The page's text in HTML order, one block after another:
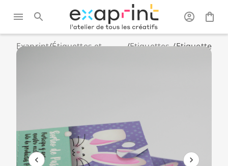
Exaprint/Étiquettes et
/Etiquettes /Etiquette